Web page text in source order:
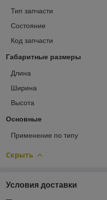
Тип запчасти
Состояние
Код запчасти
Габаритные размеры
Длина
Ширина
Высота
Основные
Применение по типу
Скрыть
Условия доставки